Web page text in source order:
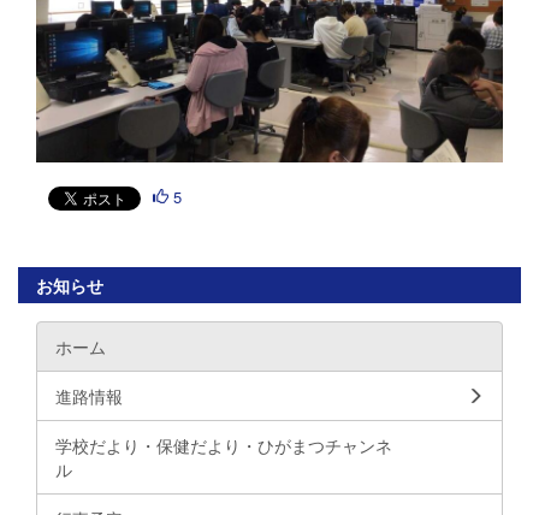
5
お知らせ
ホーム
進路情報
学校だより・保健だより・ひがまつチャンネ
ル